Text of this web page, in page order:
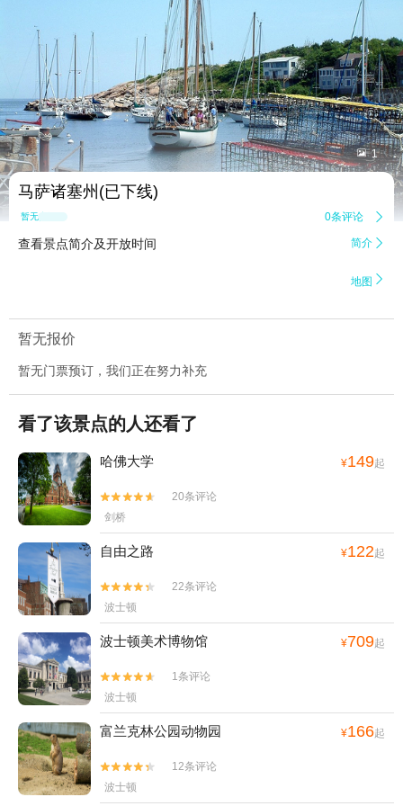
 1
马萨诸塞州(已下线)
暂无点评 0条评论 
查看景点简介及开放时间 简介 
地图 
暂无报价
暂无门票预订，我们正在努力补充
看了该景点的人还看了
哈佛大学 ¥149起


20条评论
剑桥
自由之路 ¥122起


22条评论
波士顿
波士顿美术博物馆 ¥709起


1条评论
波士顿
富兰克林公园动物园 ¥166起


12条评论
波士顿